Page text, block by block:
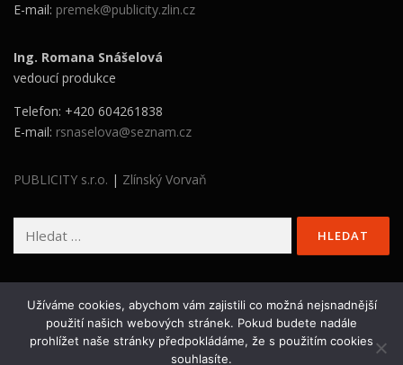
E-mail: premek@publicity.zlin.cz
Ing. Romana Snášelová
vedoucí produkce
Telefon: +420 604261838
E-mail: rsnaselova@seznam.cz
PUBLICITY s.r.o. | Zlínský Vorvaň
Copyright © 2026 Stavba roku Zlínského kraje–OnePress
Užíváme cookies, abychom vám zajistili co možná nejsnadnější
použití našich webových stránek. Pokud budete nadále
prohlížet naše stránky předpokládáme, že s použitím cookies
souhlasíte.